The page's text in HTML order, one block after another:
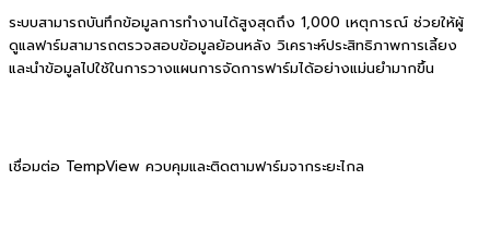
ระบบสามารถบันทึกข้อมูลการทำงานได้สูงสุดถึง 1,000 เหตุการณ์ ช่วยให้ผู้
ดูแลฟาร์มสามารถตรวจสอบข้อมูลย้อนหลัง วิเคราะห์ประสิทธิภาพการเลี้ยง
และนำข้อมูลไปใช้ในการวางแผนการจัดการฟาร์มได้อย่างแม่นยำมากขึ้น
เชื่อมต่อ TempView ควบคุมและติดตามฟาร์มจากระยะไกล